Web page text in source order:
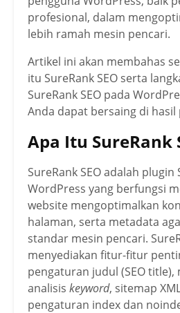
profesional, dalam
lebih ramah mesin pencari.
Artikel ini akan membahas
itu SureRank SEO serta
SureRank SEO pada
Anda dapat bersaing di hasil
Apa Itu SureRank
SureRank SEO adalah plugin
WordPress yang berfungsi
website mengoptimalkan
halaman, serta metadata
standar mesin pencari.
menyediakan fitur-fitur
pengaturan judul (SEO title),
analisis keyword, sitemap
pengaturan index dan